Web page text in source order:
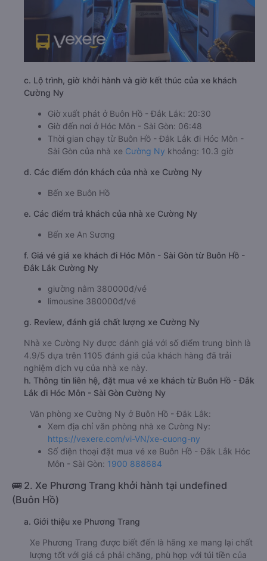
c. Lộ trình, giờ khởi hành và giờ kết thúc của xe khách
Cường Ny
Giờ xuất phát ở Buôn Hồ - Đắk Lắk: 20:30
Giờ đến nơi ở Hóc Môn - Sài Gòn: 06:48
Thời gian chạy từ Buôn Hồ - Đắk Lắk đi Hóc Môn -
Sài Gòn của nhà xe Cường Ny khoảng: 10.3 giờ
d. Các điểm đón khách của nhà xe Cường Ny
Bến xe Buôn Hồ
e. Các điểm trả khách của nhà xe Cường Ny
Bến xe An Sương
f. Giá vé giá xe khách đi Hóc Môn - Sài Gòn từ Buôn Hồ -
Đắk Lắk Cường Ny
giường nằm 380000đ/vé
limousine 380000đ/vé
g. Review, đánh giá chất lượng xe Cường Ny
Nhà xe Cường Ny được đánh giá với số điểm trung bình là
4.9/5 dựa trên 1105 đánh giá của khách hàng đã trải
nghiệm dịch vụ của nhà xe này.
h. Thông tin liên hệ, đặt mua vé xe khách từ Buôn Hồ - Đắk
Lắk đi Hóc Môn - Sài Gòn Cường Ny
Văn phòng xe Cường Ny ở Buôn Hồ - Đắk Lắk:
Xem địa chỉ văn phòng nhà xe Cường Ny:
https://vexere.com/vi-VN/xe-cuong-ny
Số điện thoại đặt mua vé xe Buôn Hồ - Đắk Lắk Hóc
Môn - Sài Gòn: 1900 888684
🚌 2. Xe Phương Trang khởi hành tại undefined
(Buôn Hồ)
a. Giới thiệu xe Phương Trang
Xe Phương Trang được biết đến là hãng xe mang lại chất
lượng tốt với giá cả phải chăng, phù hợp với túi tiền của